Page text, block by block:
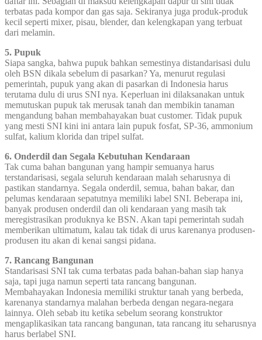
terbatas pada kompor dan gas saja. Sekiranya juga produk-produk
kecil seperti mixer, pisau, blender, dan kelengkapan yang terbuat
dari melamin.
5. Pupuk
Siapa sangka, bahwa pupuk bahkan semestinya distandarisasi dulu
oleh BSN dikala sebelum di pasarkan? Ya, menurut regulasi
pemerintah, pupuk yang akan di pasarkan di Indonesia harus
terutama dulu di urus SNI nya. Keperluan ini dilaksanakan untuk
memutuskan pupuk tak merusak tanah dan membikin tanaman
mengandung bahan membahayakan buat customer. Tidak pupuk
yang mesti SNI kini ini antara lain pupuk fosfat, SP-36, ammonium
sulfat, kalium klorida dan tripel sulfat.
6. Onderdil dan Segala Kebutuhan Kendaraan
Tak cuma bahan bangunan yang hampir semuanya harus
terstandarisasi, segala seluruh kendaraan malah seharusnya di
pastikan standarnya. Segala onderdil, semua, bahan bakar, dan
pelumas kendaraan sepatutnya memiliki label SNI. Beberapa ini,
banyak produsen onderdil dan oli kendaraan yang masih tak
meregistrasikan produknya ke BSN. Akan tapi pemerintah sudah
memberikan ultimatum, kalau tak tidak di urus karenanya produsen-
produsen itu akan di kenai sangsi pidana.
7. Rancang Bangunan
Standarisasi SNI tak cuma terbatas pada bahan-bahan siap hanya
saja, tapi juga namun seperti tata rancang bangunan.
Membahayakan Indonesia memiliki struktur tanah yang berbeda,
karenanya standarnya malahan berbeda dengan negara-negara
lainnya. Oleh sebab itu ketika sebelum seorang konstruktor
mengaplikasikan tata rancang bangunan, tata rancang itu seharusnya
harus berlabel SNI.